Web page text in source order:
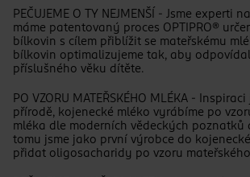
PEČUJEME O TY NEJMENŠÍ - Jsme experti
máme patentovaný proces OPTIPRO®
bílkovin s cílem přiblížit se mateřskému
bílkovin optimalizujeme tak, aby
příslušného věku dítěte.
PO VZORU MATEŘSKÉHO MLÉKA -
přírodě, kojenecké mléko vyrábíme po
mléka dle moderních vědeckých poznatků
tomu jsme jako první výrobce do
přidat oligosacharidy po vzoru